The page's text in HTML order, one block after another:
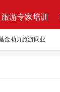
旅游专家培训
资